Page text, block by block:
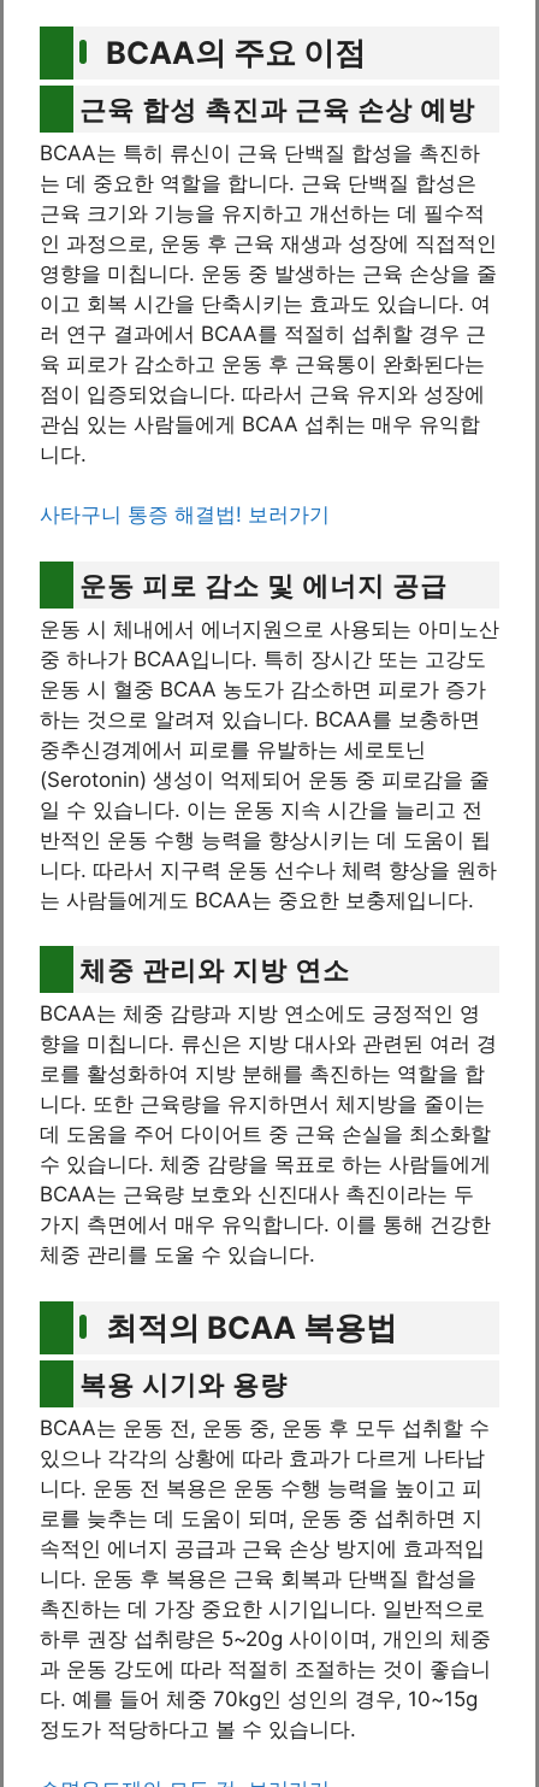
BCAA의 주요 이점
근육 합성 촉진과 근육 손상 예방
BCAA는 특히 류신이 근육 단백질 합성을 촉진하
는 데 중요한 역할을 합니다. 근육 단백질 합성은
근육 크기와 기능을 유지하고 개선하는 데 필수적
인 과정으로, 운동 후 근육 재생과 성장에 직접적인
영향을 미칩니다. 운동 중 발생하는 근육 손상을 줄
이고 회복 시간을 단축시키는 효과도 있습니다. 여
러 연구 결과에서 BCAA를 적절히 섭취할 경우 근
육 피로가 감소하고 운동 후 근육통이 완화된다는
점이 입증되었습니다. 따라서 근육 유지와 성장에
관심 있는 사람들에게 BCAA 섭취는 매우 유익합
니다.
사타구니 통증 해결법! 보러가기
운동 피로 감소 및 에너지 공급
운동 시 체내에서 에너지원으로 사용되는 아미노산
중 하나가 BCAA입니다. 특히 장시간 또는 고강도
운동 시 혈중 BCAA 농도가 감소하면 피로가 증가
하는 것으로 알려져 있습니다. BCAA를 보충하면
중추신경계에서 피로를 유발하는 세로토닌
(Serotonin) 생성이 억제되어 운동 중 피로감을 줄
일 수 있습니다. 이는 운동 지속 시간을 늘리고 전
반적인 운동 수행 능력을 향상시키는 데 도움이 됩
니다. 따라서 지구력 운동 선수나 체력 향상을 원하
는 사람들에게도 BCAA는 중요한 보충제입니다.
체중 관리와 지방 연소
BCAA는 체중 감량과 지방 연소에도 긍정적인 영
향을 미칩니다. 류신은 지방 대사와 관련된 여러 경
로를 활성화하여 지방 분해를 촉진하는 역할을 합
니다. 또한 근육량을 유지하면서 체지방을 줄이는
데 도움을 주어 다이어트 중 근육 손실을 최소화할
수 있습니다. 체중 감량을 목표로 하는 사람들에게
BCAA는 근육량 보호와 신진대사 촉진이라는 두
가지 측면에서 매우 유익합니다. 이를 통해 건강한
체중 관리를 도울 수 있습니다.
최적의 BCAA 복용법
복용 시기와 용량
BCAA는 운동 전, 운동 중, 운동 후 모두 섭취할 수
있으나 각각의 상황에 따라 효과가 다르게 나타납
니다. 운동 전 복용은 운동 수행 능력을 높이고 피
로를 늦추는 데 도움이 되며, 운동 중 섭취하면 지
속적인 에너지 공급과 근육 손상 방지에 효과적입
니다. 운동 후 복용은 근육 회복과 단백질 합성을
촉진하는 데 가장 중요한 시기입니다. 일반적으로
하루 권장 섭취량은 5~20g 사이이며, 개인의 체중
과 운동 강도에 따라 적절히 조절하는 것이 좋습니
다. 예를 들어 체중 70kg인 성인의 경우, 10~15g
정도가 적당하다고 볼 수 있습니다.